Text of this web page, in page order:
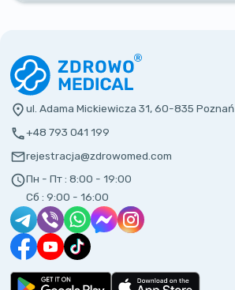
ul. Adama Mickiewicza 31, 60-835 Poznań
+48 793 041 199
rejestracja@zdrowomed.com
Пн - Пт : 8:00 - 19:00
Сб : 9:00 - 16:00